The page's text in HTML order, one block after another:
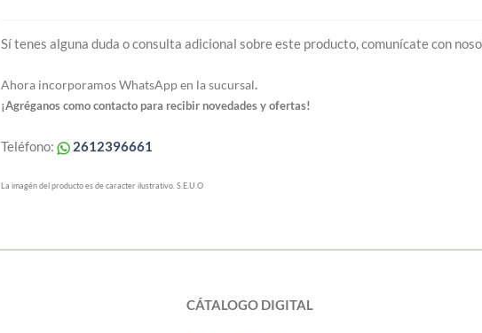
Sí tenes alguna duda o consulta adicional sobre este producto, comunícate con
Ahora incorporamos WhatsApp en la sucursal.
¡Agréganos como contacto para recibir novedades y ofertas!
Teléfono: 2612396661
La imagén del producto es de caracter ilustrativo. S.E.U.O
CÁTALOGO DIGITAL